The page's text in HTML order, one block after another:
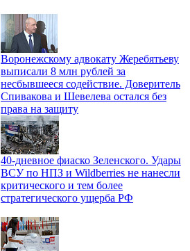
Воронежскому адвокату Жеребятьеву
выписали 8 млн рублей за
несбывшееся содействие. Доверитель
Спивакова и Шевелева остался без
права на защиту
40-дневное фиаско Зеленского. Удары
ВСУ по НПЗ и Wildberries не нанесли
критического и тем более
стратегического ущерба РФ